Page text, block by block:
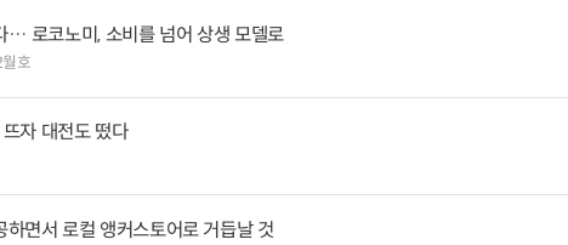
… 로코노미, 소비를 넘어 상생 모델로
호
자 대전도 떴다
면서 로컬 앵커스토어로 거듭날 것